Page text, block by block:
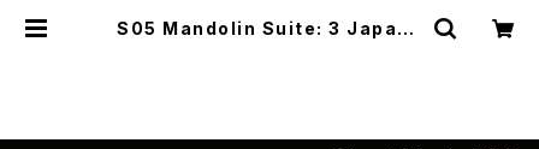
S05 Mandolin Suite: 3 Japane